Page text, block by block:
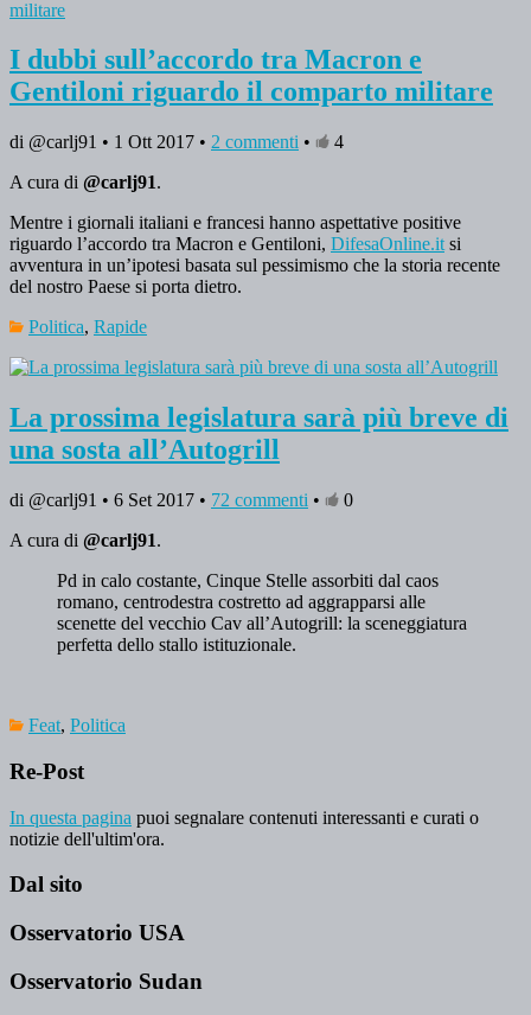
I dubbi sull’accordo tra Macron e
Gentiloni riguardo il comparto militare
di @carlj91 • 1 Ott 2017 • 2 commenti •
4
A cura di @carlj91.
Mentre i giornali italiani e francesi hanno aspettative positive
riguardo l’accordo tra Macron e Gentiloni, DifesaOnline.it si
avventura in un’ipotesi basata sul pessimismo che la storia recente
del nostro Paese si porta dietro.
Politica, Rapide
La prossima legislatura sarà più breve di
una sosta all’Autogrill
di @carlj91 • 6 Set 2017 • 72 commenti •
0
A cura di @carlj91.
Pd in calo costante, Cinque Stelle assorbiti dal caos
romano, centrodestra costretto ad aggrapparsi alle
scenette del vecchio Cav all’Autogrill: la sceneggiatura
perfetta dello stallo istituzionale.
Feat, Politica
Re-Post
In questa pagina puoi segnalare contenuti interessanti e curati o
notizie dell'ultim'ora.
Dal sito
Osservatorio USA
Osservatorio Sudan